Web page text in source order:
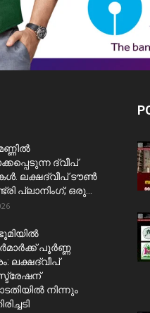
ദ്വീപ്
ലക്ഷദ്വീപ് ടൗൺ
പ്ലാനിംഗ്; ഒരു...
പൂർണ്ണ
ലക്ഷദ്വീപ്
നിന്നും